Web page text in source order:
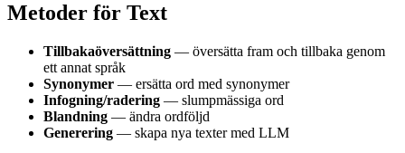
Metoder för Text
Tillbakaöversättning — översätta fram och tillbaka genom
ett annat språk
Synonymer — ersätta ord med synonymer
Infogning/radering — slumpmässiga ord
Blandning — ändra ordföljd
Generering — skapa nya texter med LLM